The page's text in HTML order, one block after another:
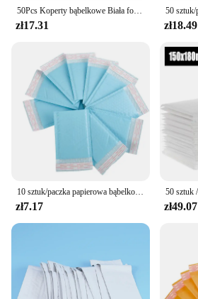
zł17.31 zł18.49
zł7.17 zł49.07